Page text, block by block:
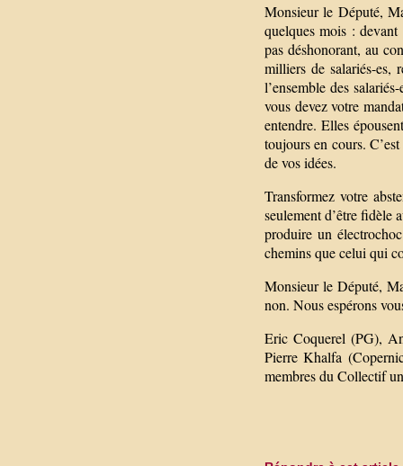
Monsieur le Député,
quelques mois :
pas déshonorant, au
milliers de salariés-es,
l’ensemble des
vous devez votre
entendre. Elles
toujours en cours.
de vos idées.
Transformez votre
seulement d’être fidèle
produire un
chemins que celui qui
Monsieur le Député,
non. Nous espérons
Eric Coquerel (PG),
Pierre Khalfa
membres du Collectif